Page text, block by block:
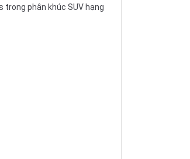
trong phân khúc SUV hạng